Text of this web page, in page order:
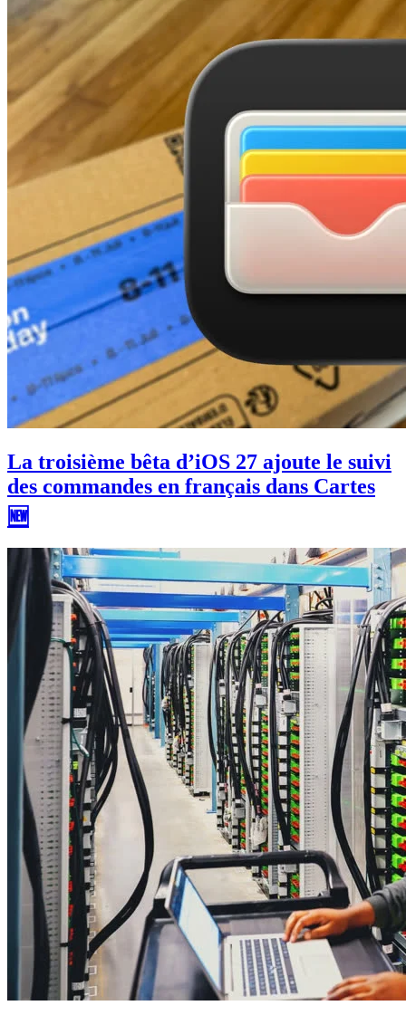
La troisième bêta d’iOS 27 ajoute le suivi
des commandes en français dans Cartes
🆕